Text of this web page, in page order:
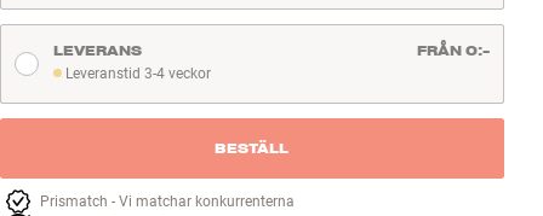
Leveranstid 3-4 veckor
Leveranstid 3-4 veckor
LEVERANS FRÅN 0:-
BESTÄLL
Prismatch - Vi matchar konkurrenterna